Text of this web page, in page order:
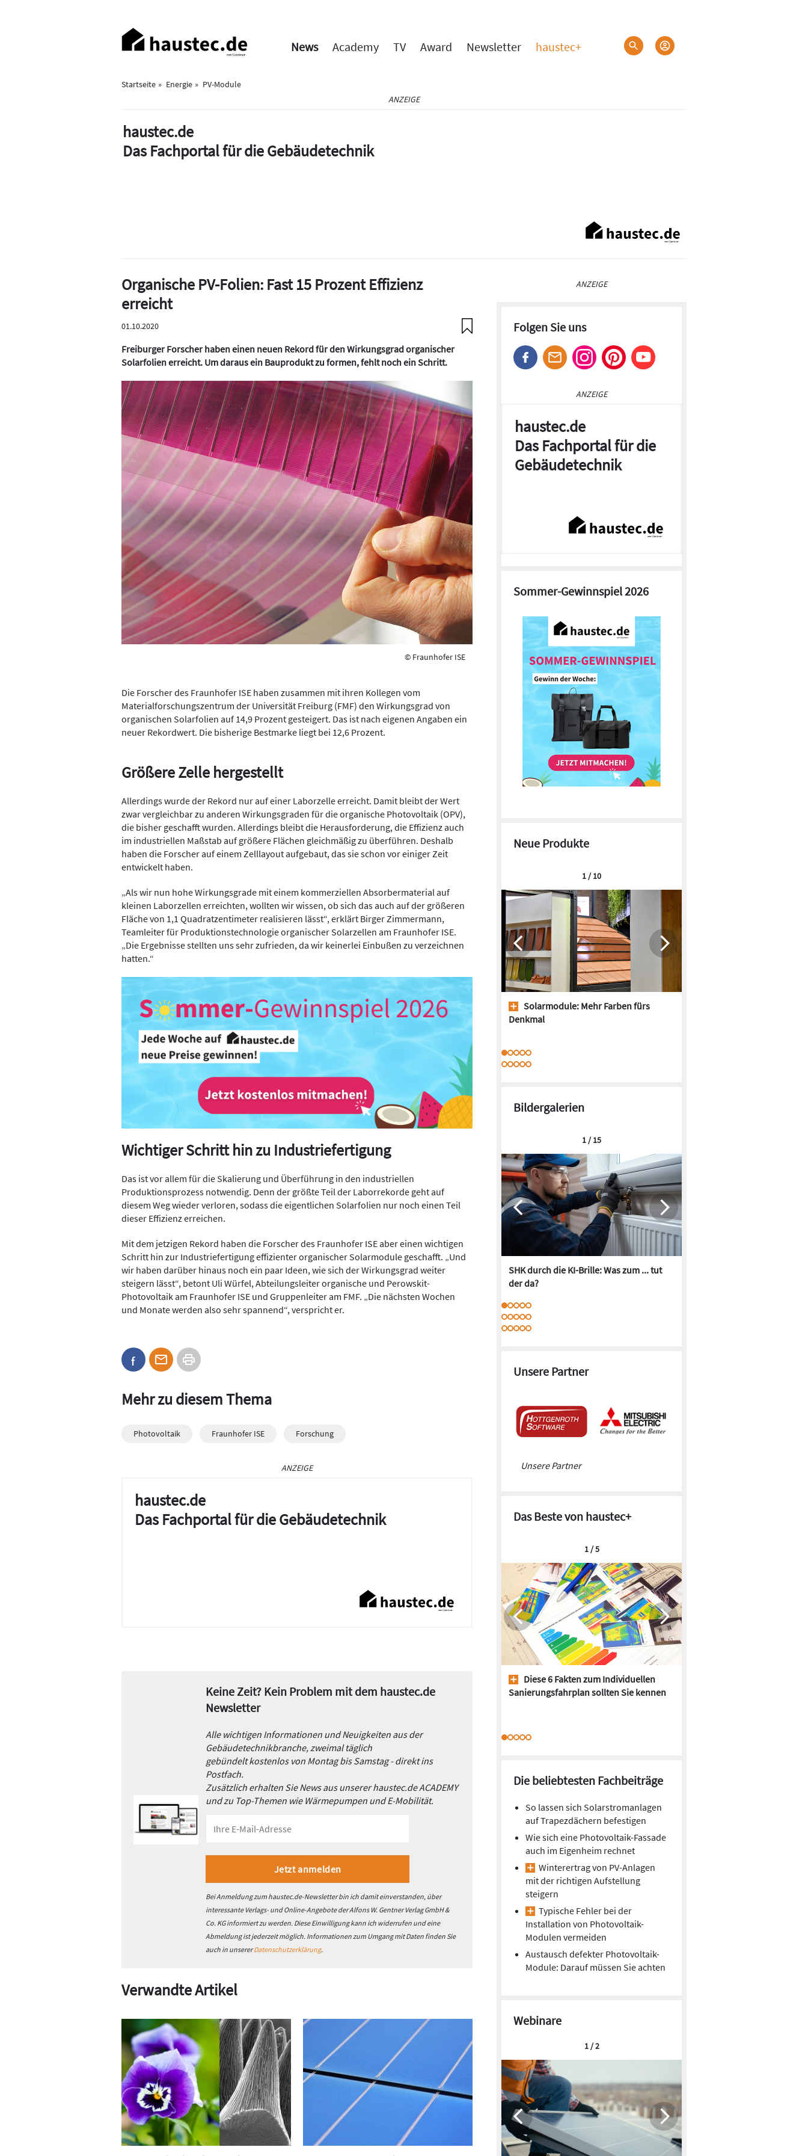
Haupt-
Navigation
News Academy TV Award Newsletter haustec+
Startseite Energie
PV-Module
ANZEIGE
haustec.de
Das Fachportal für die Gebäudetechnik
Organische PV-Folien: Fast 15 Prozent Effizienz
erreicht
01.10.2020
Freiburger Forscher haben einen neuen Rekord für den Wirkungsgrad organischer
Solarfolien erreicht. Um daraus ein Bauprodukt zu formen, fehlt noch ein Schritt.
© Fraunhofer ISE
Die Forscher des Fraunhofer ISE haben zusammen mit ihren Kollegen vom
Materialforschungszentrum der Universität Freiburg (FMF) den Wirkungsgrad von
organischen Solarfolien auf 14,9 Prozent gesteigert. Das ist nach eigenen Angaben ein
neuer Rekordwert. Die bisherige Bestmarke liegt bei 12,6 Prozent.
Größere Zelle hergestellt
Allerdings wurde der Rekord nur auf einer Laborzelle erreicht. Damit bleibt der Wert
zwar vergleichbar zu anderen Wirkungsgraden für die organische Photovoltaik (OPV),
die bisher geschafft wurden. Allerdings bleibt die Herausforderung, die Effizienz auch
im industriellen Maßstab auf größere Flächen gleichmäßig zu überführen. Deshalb
haben die Forscher auf einem Zelllayout aufgebaut, das sie schon vor einiger Zeit
entwickelt haben.
„Als wir nun hohe Wirkungsgrade mit einem kommerziellen Absorbermaterial auf
kleinen Laborzellen erreichten, wollten wir wissen, ob sich das auch auf der größeren
Fläche von 1,1 Quadratzentimeter realisieren lässt“, erklärt Birger Zimmermann,
Teamleiter für Produktionstechnologie organischer Solarzellen am Fraunhofer ISE.
„Die Ergebnisse stellten uns sehr zufrieden, da wir keinerlei Einbußen zu verzeichnen
hatten.“
Wichtiger Schritt hin zu Industriefertigung
Das ist vor allem für die Skalierung und Überführung in den industriellen
Produktionsprozess notwendig. Denn der größte Teil der Laborrekorde geht auf
diesem Weg wieder verloren, sodass die eigentlichen Solarfolien nur noch einen Teil
dieser Effizienz erreichen.
Mit dem jetzigen Rekord haben die Forscher des Fraunhofer ISE aber einen wichtigen
Schritt hin zur Industriefertigung effizienter organischer Solarmodule geschafft. „Und
wir haben darüber hinaus noch ein paar Ideen, wie sich der Wirkungsgrad weiter
steigern lässt“, betont Uli Würfel, Abteilungsleiter organische und Perowskit-
Photovoltaik am Fraunhofer ISE und Gruppenleiter am FMF. „Die nächsten Wochen
und Monate werden also sehr spannend“, verspricht er.
Mehr zu diesem Thema
Photovoltaik Fraunhofer ISE Forschung
ANZEIGE
haustec.de
Das Fachportal für die Gebäudetechnik
Keine Zeit? Kein Problem mit dem haustec.de
Newsletter
Alle wichtigen Informationen und Neuigkeiten aus der
Gebäudetechnikbranche, zweimal täglich
gebündelt kostenlos von Montag bis Samstag - direkt ins
Postfach.
Zusätzlich erhalten Sie News aus unserer haustec.de ACADEMY
und zu Top-Themen wie Wärmepumpen und E-Mobilität.
Bei Anmeldung zum haustec.de-Newsletter bin ich damit einverstanden, über
interessante Verlags- und Online-Angebote der Alfons W. Gentner Verlag GmbH &
Co. KG informiert zu werden. Diese Einwilligung kann ich widerrufen und eine
Abmeldung ist jederzeit möglich. Informationen zum Umgang mit Daten finden Sie
auch in unsererDatenschutzerklärung.
Verwandte Artikel
ANZEIGE
Folgen Sie uns
ANZEIGE
haustec.de
Das Fachportal für die
Gebäudetechnik
Sommer-Gewinnspiel 2026
Neue Produkte
Solarmodule: Mehr Farben fürs
Denkmal
1 / 10
Bildergalerien
SHK durch die KI-Brille: Was zum ... tut
der da?
1 / 15
Unsere Partner
Unsere Partner
Das Beste von haustec+
Diese 6 Fakten zum Individuellen
Sanierungsfahrplan sollten Sie kennen
1 / 5
Die beliebtesten Fachbeiträge
So lassen sich Solarstromanlagen
auf Trapezdächern befestigen
Wie sich eine Photovoltaik-Fassade
auch im Eigenheim rechnet
Winterertrag von PV-Anlagen
mit der richtigen Aufstellung
steigern
Typische Fehler bei der
Installation von Photovoltaik-
Modulen vermeiden
Austausch defekter Photovoltaik-
Module: Darauf müssen Sie achten
Webinare
1 / 2